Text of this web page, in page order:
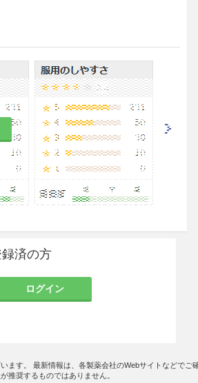
ている。
行い、異常が認められた場
振、口渇
済の方
ログイン
す。 最新情報は、各製薬会社のWebサイトなどでご
推奨するものではありません。